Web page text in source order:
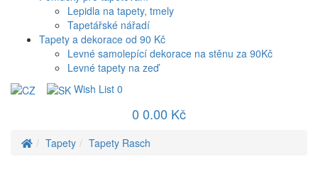
Lepidla na tapety, tmely
Tapetářské nářadí
Tapety a dekorace od 90 Kč
Levné samolepící dekorace na stěnu za 90Kč
Levné tapety na zeď
Wish List 0
0 0.00 Kč
Tapety Tapety Rasch